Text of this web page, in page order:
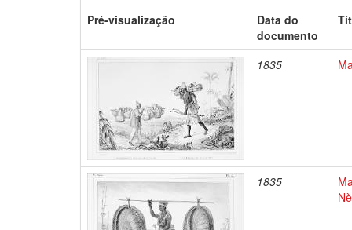
Pré-visualização
Data do
documento
1835
1835